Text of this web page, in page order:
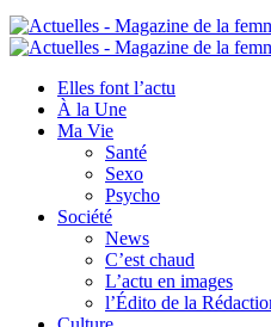
Elles font l’actu
À la Une
Ma Vie
Santé
Sexo
Psycho
Société
News
C’est chaud
L’actu en images
l’Édito de la